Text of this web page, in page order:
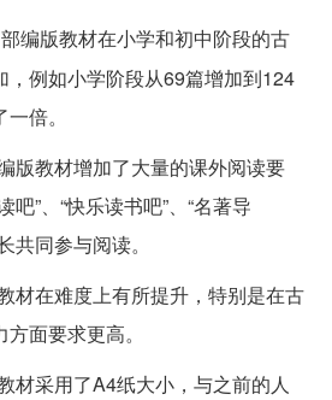
编版教材在小学和初中阶段的古
，例如小学阶段从69篇增加到124
倍。
版教材增加了大量的课外阅读要
吧”、“快乐读书吧”、“名著导
共同参与阅读。
材在难度上有所提升，特别是在古
面要求更高。
材采用了A4纸大小，与之前的人